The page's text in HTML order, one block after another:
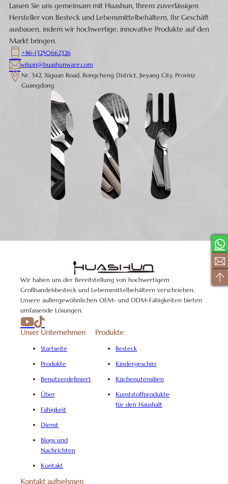
Lassen Sie uns gemeinsam mit Huashun, Ihrem zuverlässigen
Hersteller von Besteck und Lebensmittelbehältern, Ihr Geschäft
ausbauen, indem wir hochwertige, innovative Produkte auf den
Markt bringen.
+86-13250662326
wilson@huashunware.com
Nr. 342, Xiguan Road, Rongcheng District, Jieyang City, Provinz
Guangdong.
Wir haben uns der Bereitstellung von hochwertigem
Großhandelsbesteck und Lebensmittelbehältern verschrieben.
Unsere außergewöhnlichen OEM- und ODM-Fähigkeiten bieten
umfassende Lösungen.
Unser Unternehmen
Startseite
Produkte
Benutzerdefiniert
Über
Fähigkeit
Dienst
Blogs und
Nachrichten
Kontakt
Produkte
Besteck
Kindergeschirr
Küchenutensilien
Kunststoffprodukte
für den Haushalt
Kontakt aufnehmen